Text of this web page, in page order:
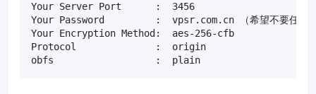
Your Server Port      :  3456
Your Password         :  vpsr.com.cn （希望不要任意滥
Your Encryption Method:  aes-256-cfb
Protocol              :  origin
obfs                  :  plain